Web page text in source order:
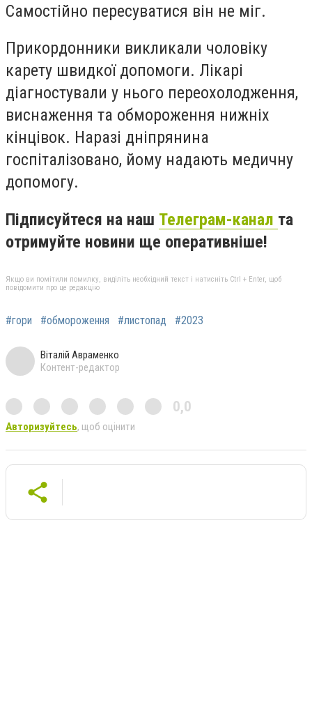
Самостійно пересуватися він не міг.
Прикордонники викликали чоловіку
карету швидкої допомоги. Лікарі
діагностували у нього переохолодження,
виснаження та обмороження нижніх
кінцівок. Наразі дніпрянина
госпіталізовано, йому надають медичну
допомогу.
Підписуйтеся на наш Телеграм-канал та
отримуйте новини ще оперативніше!
Якщо ви помітили помилку, виділіть необхідний текст і натисніть Ctrl + Enter, щоб
повідомити про це редакцію
#гори #обмороження #листопад #2023
Віталій Авраменко
Контент-редактор
0,0
Авторизуйтесь, щоб оцінити